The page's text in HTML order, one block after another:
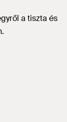
a tiszta és